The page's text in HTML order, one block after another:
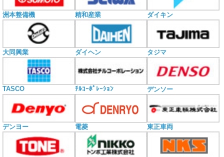
洲本整備機 精和産業 ダイキン
大同興業 ダイヘン タジマ
TASCO ﾁﾙｺｰﾎﾟﾚｰｼｮﾝ デンソー
デンヨー 電菱 東正車両